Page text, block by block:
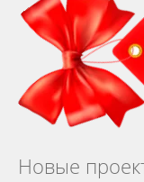
Новые